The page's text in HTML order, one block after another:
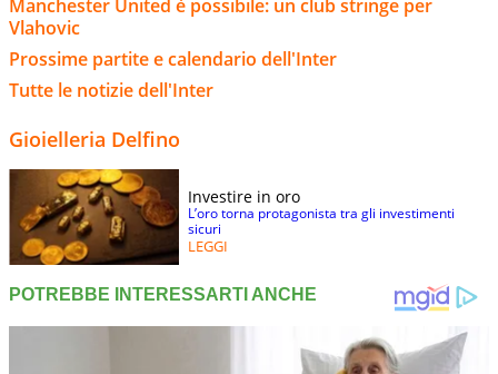
Manchester United è possibile: un club stringe per
Vlahovic
Prossime partite e calendario dell'Inter
Tutte le notizie dell'Inter
Gioielleria Delfino
Investire in oro
L’oro torna protagonista tra gli investimenti
sicuri
LEGGI